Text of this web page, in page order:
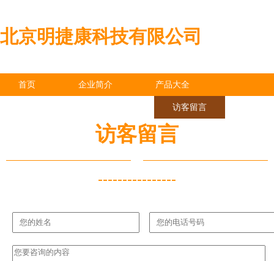
北京明捷康科技有限公司
首页 企业简介 产品大全
访客留言
访客留言
----------------